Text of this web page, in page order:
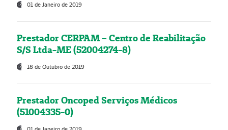
01 de Janeiro de 2019
Prestador CERPAM – Centro de Reabilitação
S/S Ltda-ME (52004274-8)
18 de Outubro de 2019
Prestador Oncoped Serviços Médicos
(51004335-0)